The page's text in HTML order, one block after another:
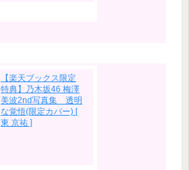
【楽天ブックス限定
特典】乃木坂46 梅澤
美波2nd写真集 透明
な覚悟(限定カバー) [
東 京祐 ]